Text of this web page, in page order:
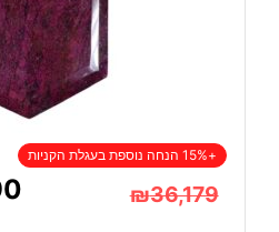
+15% הנחה נוספת בעגלת הקניות
₪36,179